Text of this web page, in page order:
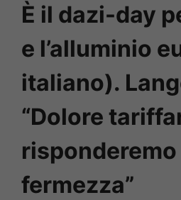
È il dazi-day
e l’alluminio
italiano).
“Dolore
fermezza”